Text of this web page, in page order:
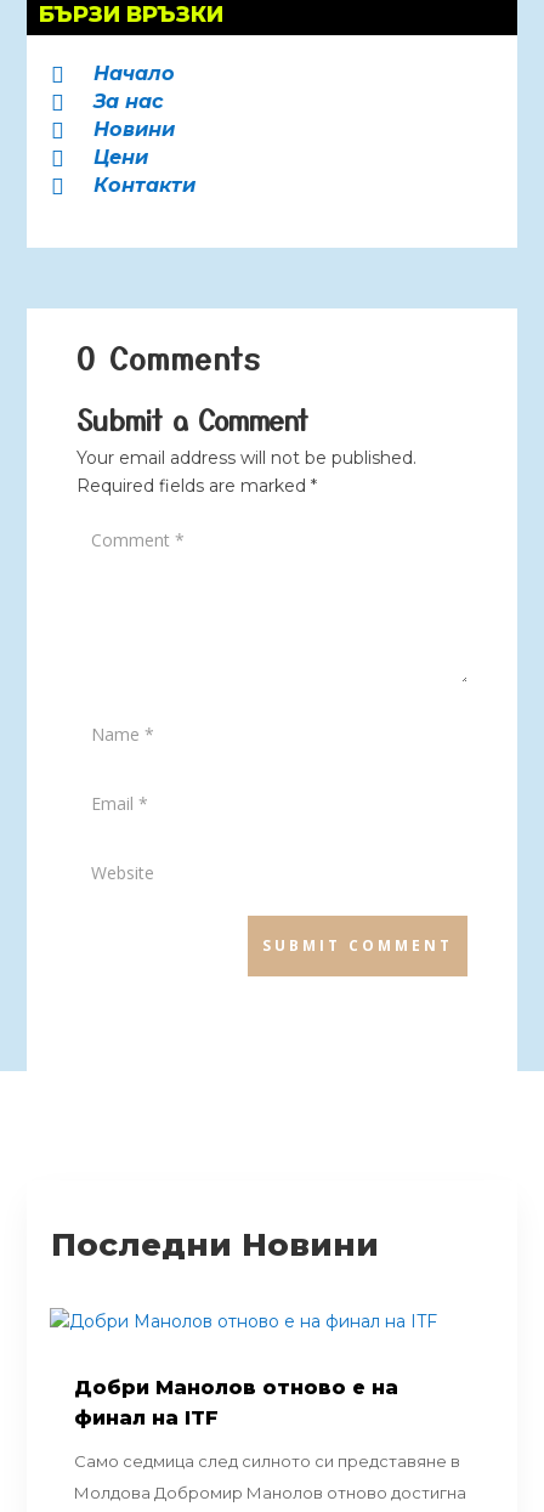
БЪРЗИ ВРЪЗКИ
 Начало
 За нас
 Новини
 Цени
 Контакти
0 Comments
Submit a Comment
Your email address will not be published.
Required fields are marked *
SUBMIT COMMENT
Последни Новини
Добри Манолов отново е на
финал на ITF
Само седмица след силното си представяне в
Молдова Добромир Манолов отново достигна